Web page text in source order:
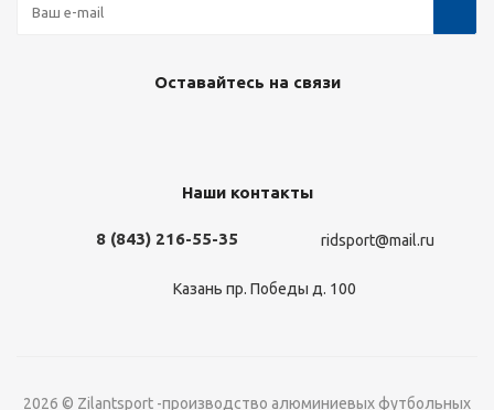
Оставайтесь на связи
Наши контакты
8 (843) 216-55-35 ridsport@mail.ru
Казань пр. Победы д. 100
2026 © Zilantsport -производство алюминиевых футбольных